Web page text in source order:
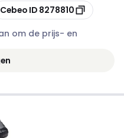
Cebeo ID 8278810
om de prijs- en